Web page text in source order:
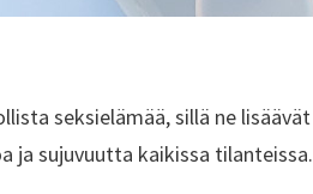
seksielämää, sillä ne
ja sujuvuutta kaikissa tilanteissa.